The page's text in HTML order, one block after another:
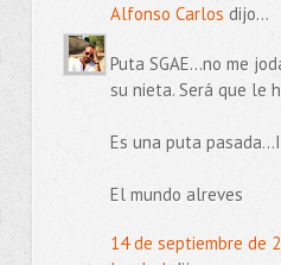
Alfonso Carlos dijo...
Puta SGAE...no me
su nieta. Será que le
Es una puta
El mundo alreves
14 de septiembre de